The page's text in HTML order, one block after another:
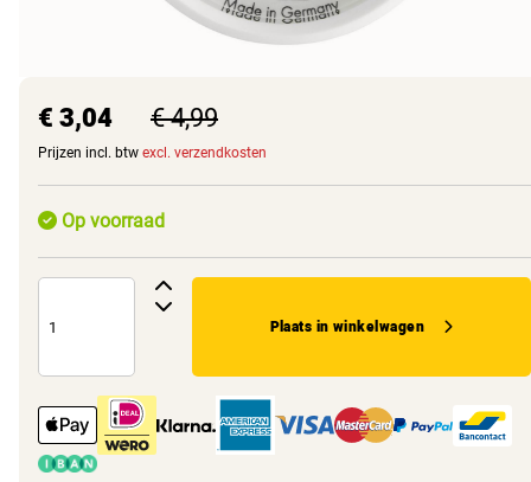
€ 3,04 € 4,99
Prijzen incl. btw excl. verzendkosten
Op voorraad
Plaats in winkelwagen